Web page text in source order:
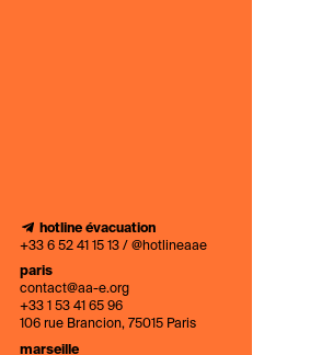
hotline évacuation
+33 6 52 41 15 13 / @hotlineaae
paris
contact@aa-e.org
+33 1 53 41 65 96
106 rue Brancion, 75015 Paris
marseille